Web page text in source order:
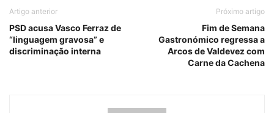
Artigo anterior
PSD acusa Vasco Ferraz de
“linguagem gravosa” e
discriminação interna
Próximo artigo
Fim de Semana
Gastronómico regressa a
Arcos de Valdevez com
Carne da Cachena